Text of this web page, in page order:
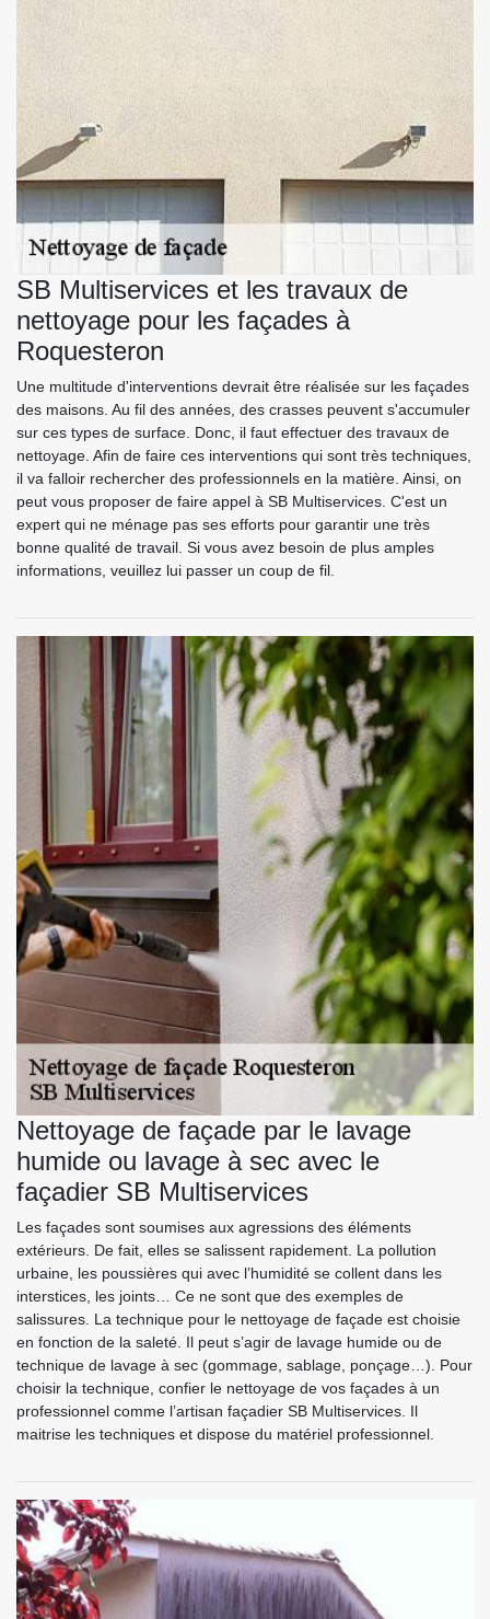
SB Multiservices et les travaux de
nettoyage pour les façades à
Roquesteron
Une multitude d'interventions devrait être réalisée sur les façades
des maisons. Au fil des années, des crasses peuvent s'accumuler
sur ces types de surface. Donc, il faut effectuer des travaux de
nettoyage. Afin de faire ces interventions qui sont très techniques,
il va falloir rechercher des professionnels en la matière. Ainsi, on
peut vous proposer de faire appel à SB Multiservices. C'est un
expert qui ne ménage pas ses efforts pour garantir une très
bonne qualité de travail. Si vous avez besoin de plus amples
informations, veuillez lui passer un coup de fil.
Nettoyage de façade par le lavage
humide ou lavage à sec avec le
façadier SB Multiservices
Les façades sont soumises aux agressions des éléments
extérieurs. De fait, elles se salissent rapidement. La pollution
urbaine, les poussières qui avec l’humidité se collent dans les
interstices, les joints… Ce ne sont que des exemples de
salissures. La technique pour le nettoyage de façade est choisie
en fonction de la saleté. Il peut s’agir de lavage humide ou de
technique de lavage à sec (gommage, sablage, ponçage…). Pour
choisir la technique, confier le nettoyage de vos façades à un
professionnel comme l’artisan façadier SB Multiservices. Il
maitrise les techniques et dispose du matériel professionnel.